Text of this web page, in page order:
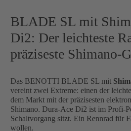
BLADE SL mit
Di2: Der leichteste
präziseste Shimano-
Das BENOTTI BLADE SL mit
vereint zwei Extreme: einen der
dem Markt mit der präzisesten
Shimano. Dura-Ace Di2 ist im Profi-
Schaltvorgang sitzt. Ein Rennrad für
wollen.